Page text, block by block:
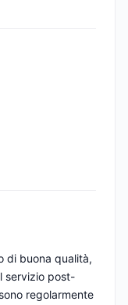
di buona qualità,
servizio post-
regolarmente